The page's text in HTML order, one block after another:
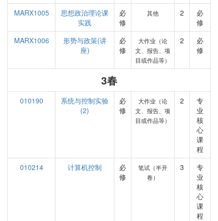
MARX1005
思想政治理论课
实践
必
修
其他 2
必
修
MARX1006
形势与政策(讲
座)
必
修
大作业（论
文、报告、项
目或作品等）
2
必
修
3春
010190
系统与控制实验
(2)
必
修
大作业（论
文、报告、项
目或作品等）
2
专
业
核
心
课
程
010214
计算机控制
必
修
笔试（半开
卷）
3
专
业
核
心
课
程